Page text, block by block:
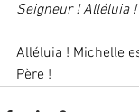
Seigneur ! Alléluia !
Alléluia ! Michelle
Père !